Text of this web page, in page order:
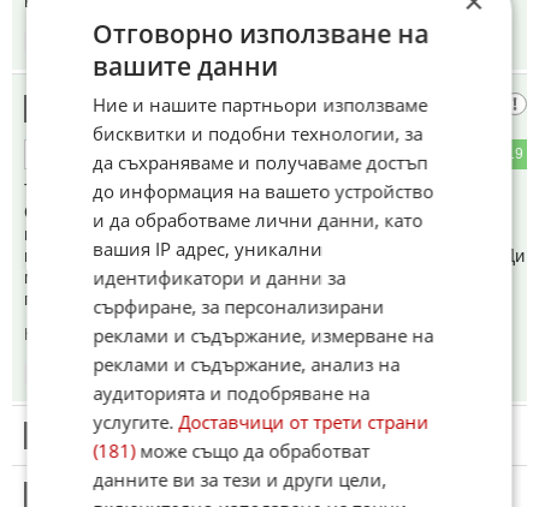
12.05.2026
Ройтерс
19
Това "обмисля" поражда представата:
Седнал дедо Дончопо риза,с разхлабена
вратовръзка,запретнал ръкави и мисли ли мисли,а от
главата му се вдига пара от зор....до него кофа лед,Джей Ди
му слага студени компреси на главата,а Марко му отваря
поредното кенче кола...
Коментиран от#12
12.05.2026
Този коментар е премахнат от модератор.
Този коментар е премахнат от модератор.
Отговорно използване на
вашите данни
Ние и нашите партньори използваме
бисквитки и подобни технологии, за
да съхраняваме и получаваме достъп
до информация на вашето устройство
и да обработваме лични данни, като
вашия IP адрес, уникални
идентификатори и данни за
сърфиране, за персонализирани
реклами и съдържание, измерване на
реклами и съдържание, анализ на
аудиторията и подобряване на
услугите.Доставчици от трети страни
(181)може също да обработват
данните ви за тези и други цели,